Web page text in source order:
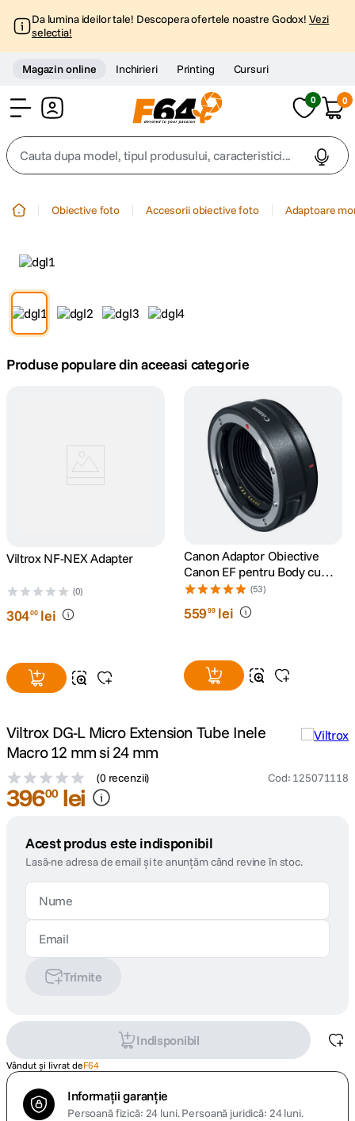
Da lumina ideilor tale! Descopera ofertele noastre Godox! Vezi
selectia!
Magazin online Inchirieri Printing Cursuri
0 0
Cauta dupa model, tipul produsului, caracteristici...
3. trepied telefon
sony fx
Obiective foto Accesorii obiective foto Adaptoare
Produse populare din aceeasi categorie
Viltrox NF-NEX Adapter
(0)
30400 lei
Canon Adaptor Obiective
Canon EF pentru Body cu
Montura RF (53)
55999 lei
Viltrox DG-L Micro Extension Tube Inele
Macro 12 mm si 24 mm
(0 recenzii) Cod: 125071118
39600 lei
Acest produs este indisponibil
Lasă-ne adresa de email și te anunțăm când revine în stoc.
Trimite
Indisponibil
Vândut și livrat deF64
Informații garanție
Persoană fizică: 24 luni.Persoană juridică: 24 luni.